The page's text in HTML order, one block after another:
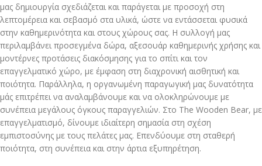
μας δημιουργία σχεδιάζεται και παράγεται με προσοχή στη
λεπτομέρεια και σεβασμό στα υλικά, ώστε να εντάσσεται φυσικά
στην καθημερινότητα και στους χώρους σας. Η συλλογή μας
περιλαμβάνει προσεγμένα δώρα, αξεσουάρ καθημερινής χρήσης και
μοντέρνες προτάσεις διακόσμησης για το σπίτι και τον
επαγγελματικό χώρο, με έμφαση στη διαχρονική αισθητική και
ποιότητα. Παράλληλα, η οργανωμένη παραγωγική μας δυνατότητα
μάς επιτρέπει να αναλαμβάνουμε και να ολοκληρώνουμε με
συνέπεια μεγάλους όγκους παραγγελιών. Στο The Wooden Bear, με
επαγγελματισμό, δίνουμε ιδιαίτερη σημασία στη σχέση
εμπιστοσύνης με τους πελάτες μας. Επενδύουμε στη σταθερή
ποιότητα, στη συνέπεια και στην άρτια εξυπηρέτηση.